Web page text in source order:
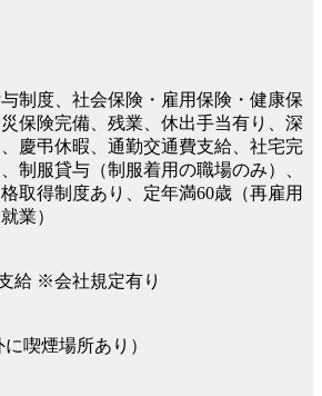
制度、社会保険・雇用保険・健康保
保険完備、残業、休出手当有り、深
慶弔休暇、通勤交通費支給、社宅完
制服貸与（制服着用の職場のみ）、
取得制度あり、定年満60歳（再雇用
業）
給 ※会社規定有り
喫煙場所あり）